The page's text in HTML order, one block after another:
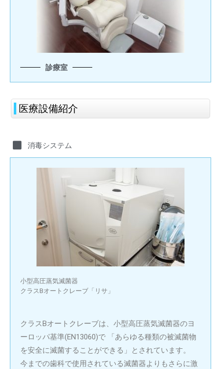
診療室
医療設備紹介
消毒システム
小型高圧蒸気滅菌器
クラスBオートクレーブ「リサ」
クラスBオートクレーブは、小型高圧蒸気滅菌器のヨ
ーロッパ基準(EN13060)で 「あらゆる種類の被滅菌物
を安全に滅菌することができる」とされています。
今までの歯科で使用されている滅菌器よりもさらに激